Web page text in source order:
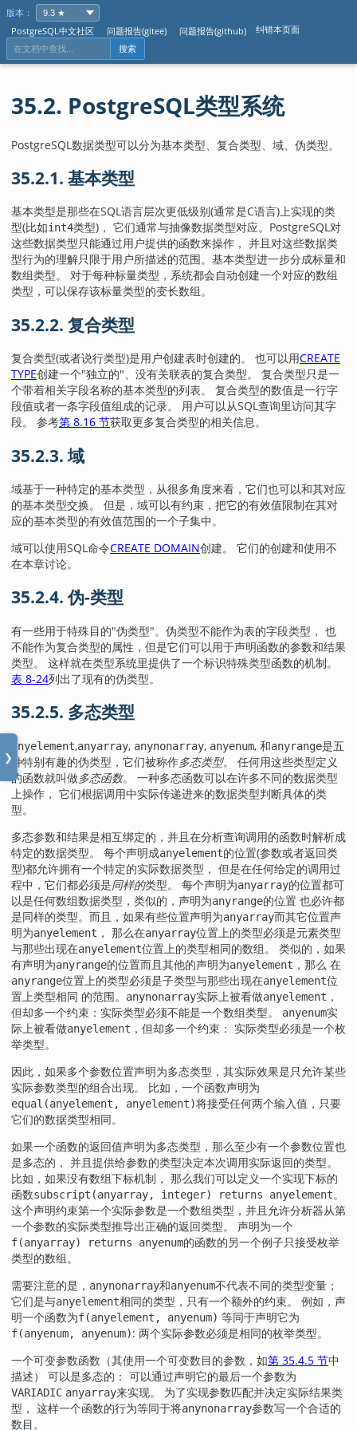
版本：
PostgreSQL中文社区
问题报告(gitee) 问题报告(github) 纠错本页面
搜索
❯
35.2. PostgreSQL类型系统
PostgreSQL 数据类型可以分为基本类型、复合类型、域、伪类型。
35.2.1. 基本类型
基本类型是那些在SQL语言层次更低级别(通常是C语言)上实现的类
型(比如int4类型)， 它们通常与抽像数据类型对应。 PostgreSQL对
这些数据类型只能通过用户提供的函数来操作， 并且对这些数据类
型行为的理解只限于用户所描述的范围。基本类型进一步分成标量和
数组类型。 对于每种标量类型，系统都会自动创建一个对应的数组
类型，可以保存该标量类型的变长数组。
35.2.2. 复合类型
复合类型(或者说行类型)是用户创建表时创建的。 也可以用CREATE
TYPE创建一个"独立的"、没有关联表的复合类型。 复合类型只是一
个带着相关字段名称的基本类型的列表。 复合类型的数值是一行字
段值或者一条字段值组成的记录。 用户可以从SQL查询里访问其字
段。 参考第 8.16 节获取更多复合类型的相关信息。
35.2.3. 域
域基于一种特定的基本类型，从很多角度来看，它们也可以和其对应
的基本类型交换。 但是，域可以有约束，把它的有效值限制在其对
应的基本类型的有效值范围的一个子集中。
域可以使用SQL命令CREATE DOMAIN创建。 它们的创建和使用不
在本章讨论。
35.2.4. 伪-类型
有一些用于特殊目的"伪类型"。伪类型不能作为表的字段类型， 也
不能作为复合类型的属性，但是它们可以用于声明函数的参数和结果
类型。 这样就在类型系统里提供了一个标识特殊类型函数的机制。
表 8-24列出了现有的伪类型。
35.2.5. 多态类型
anyelement,anyarray, anynonarray, anyenum, 和anyrange是五
种特别有趣的伪类型，它们被称作多态类型。 任何用这些类型定义
的函数就叫做多态函数。 一种多态函数可以在许多不同的数据类型
上操作， 它们根据调用中实际传递进来的数据类型判断具体的类
型。
多态参数和结果是相互绑定的，并且在分析查询调用的函数时解析成
特定的数据类型。 每个声明成anyelement的位置(参数或者返回类
型)都允许拥有一个特定的实际数据类型， 但是在任何给定的调用过
程中，它们都必须是同样的类型。 每个声明为anyarray的位置都可
以是任何数组数据类型，类似的，声明为anyrange的位置 也必许都
是同样的类型。而且，如果有些位置声明为anyarray而其它位置声
明为anyelement ， 那么在anyarray位置上的类型必须是元素类型
与那些出现在anyelement位置上的类型相同的数组。 类似的，如果
有声明为anyrange的位置而且其他的声明为anyelement ，那么 在
anyrange位置上的类型必须是子类型与那些出现在anyelement位
置上类型相同 的范围。
anynonarray实际上被看做anyelement ，
但却多一个约束：实际类型必须不能是一个数组类型。
anyenum实
际上被看做anyelement ，但却多一个约束： 实际类型必须是一个枚
举类型。
因此，如果多个参数位置声明为多态类型，其实际效果是只允许某些
实际参数类型的组合出现。 比如，一个函数声明为
equal(anyelement, anyelement)将接受任何两个输入值，只要
它们的数据类型相同。
如果一个函数的返回值声明为多态类型，那么至少有一个参数位置也
是多态的， 并且提供给参数的类型决定本次调用实际返回的类型。
比如，如果没有数组下标机制， 那么我们可以定义一个实现下标的
函数subscript(anyarray, integer) returns anyelement。
这个声明约束第一个实际参数是一个数组类型，并且允许分析器从第
一个参数的实际类型推导出正确的返回类型。 声明为一个
f(anyarray) returns anyenum的函数的另一个例子只接受枚举
类型的数组。
需要注意的是， anynonarray和anyenum不代表不同的类型变量；
它们是与anyelement相同的类型，只有一个额外的约束。 例如，声
明一个函数为f(anyelement, anyenum) 等同于声明它为
f(anyenum, anyenum): 两个实际参数必须是相同的枚举类型。
一个可变参数函数（其使用一个可变数目的参数，如第 35.4.5 节中
描述） 可以是多态的： 可以通过声明它的最后一个参数为
VARIADIC anyarray来实现。 为了实现参数匹配并决定实际结果类
型， 这样一个函数的行为等同于将anynonarray参数写一个合适的
数目。